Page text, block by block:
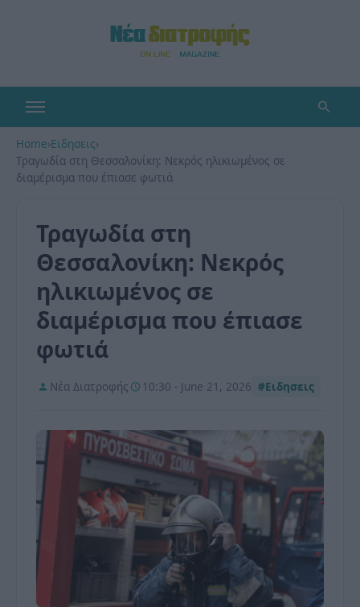
Home›Ειδησεις›
Τραγωδία στη Θεσσαλονίκη: Νεκρός ηλικιωμένος σε
διαμέρισμα που έπιασε φωτιά
Τραγωδία στη
Θεσσαλονίκη: Νεκρός
ηλικιωμένος σε
διαμέρισμα που έπιασε
φωτιά
Νέα Διατροφής 10:30 - June 21, 2026 #Ειδησεις